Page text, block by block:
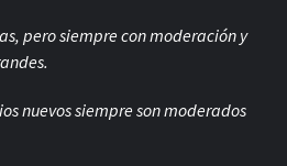
pero siempre conmoderación y
nuevos siempre son moderados